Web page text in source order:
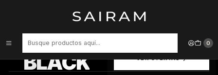
0
PERFUME ORGANZA DAMA EDP 100 ML
BLACK
SELECCIONADOS